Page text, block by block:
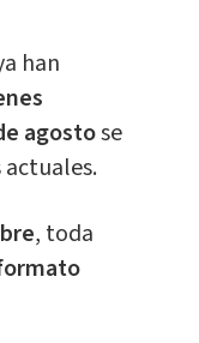
han
agostose
, toda